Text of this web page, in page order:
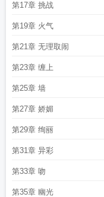
第17章 挑战
第19章 火气
第21章 无理取闹
第23章 缠上
第25章 墙
第27章 娇媚
第29章 绚丽
第31章 异彩
第33章 吻
第35章 幽光